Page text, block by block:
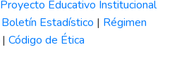
Proyecto Educativo Institucional
Boletín Estadístico | Régimen
| Código de Ética